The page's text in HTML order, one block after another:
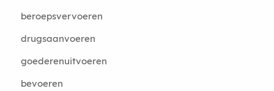
beroepsvervoeren
drugsaanvoeren
goederenuitvoeren
bevoeren